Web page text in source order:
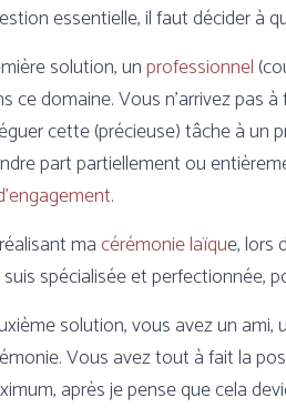
essentielle, il faut décider à
solution, unprofessionnel
ce domaine. Vous n’arrivez pas
cette (précieuse) tâche à un
part partiellement ou
.
macérémonie laïque, lors
spécialisée et perfectionnée,
solution, vous avez un
Vous avez tout à fait la
après je pense que cela